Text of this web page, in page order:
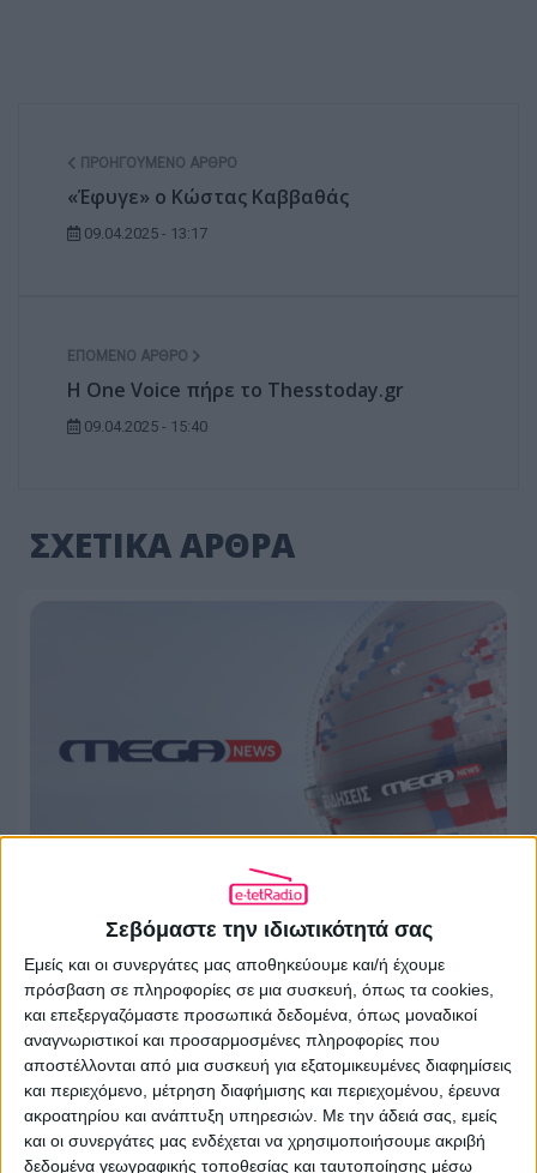
Σεβόμαστε την ιδιωτικότητά σας
Εμείς και οι συνεργάτες μας αποθηκεύουμε και/ή έχουμε
πρόσβαση σε πληροφορίες σε μια συσκευή, όπως τα cookies,
και επεξεργαζόμαστε προσωπικά δεδομένα, όπως μοναδικοί
αναγνωριστικοί και προσαρμοσμένες πληροφορίες που
αποστέλλονται από μια συσκευή για εξατομικευμένες διαφημίσεις
και περιεχόμενο, μέτρηση διαφήμισης και περιεχομένου, έρευνα
ακροατηρίου και ανάπτυξη υπηρεσιών. Με την άδειά σας, εμείς
και οι συνεργάτες μας ενδέχεται να χρησιμοποιήσουμε ακριβή
δεδομένα γεωγραφικής τοποθεσίας και ταυτοποίησης μέσω
ΠΡΟΗΓΟΎΜΕΝΟ ΆΡΘΡΟ
«Έφυγε» ο Κώστας Καββαθάς
09.04.2025 - 13:17
ΕΠΌΜΕΝΟ ΆΡΘΡΟ
H One Voice πήρε το Thesstoday.gr
09.04.2025 - 15:40
ΣΧΕΤΙΚΑ ΑΡΘΡΑ
Η Alter Ego Media κατοχυρώνει τους
τίτλους «Mega News 104.6» και «Mega
News Radio 104.6»
04.08.2026 - 12:18